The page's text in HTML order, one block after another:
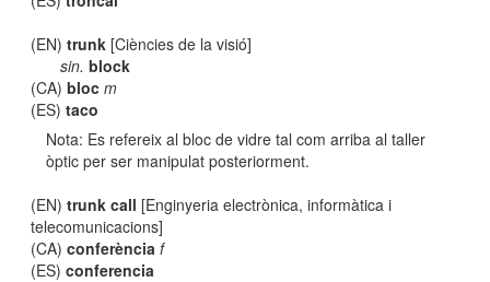
(EN)trunk [Ciències de la visió]
sin. block
(CA)bloc m
(ES)taco
Nota: Es refereix al bloc de vidre tal com arriba al taller
òptic per ser manipulat posteriorment.
(EN)trunk call [Enginyeria electrònica, informàtica i
telecomunicacions]
(CA)conferència f
(ES)conferencia